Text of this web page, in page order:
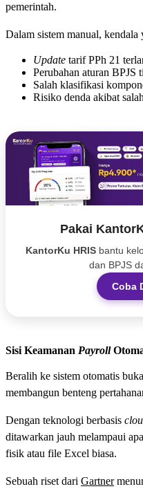
pemerintah.
Dalam sistem manual, kendala
Update tarif PPh 21
Perubahan aturan BPJS
Salah klasifikasi
Risiko denda akibat
Pakai
KantorKu HRISbantu
dan BPJS
Coba
Sisi Keamanan Payroll
Beralih ke sistem otomatis
membangun benteng
Dengan teknologi berbasis
ditawarkan jauh melampaui
fisik atau file Excel biasa.
Sebuah riset dari Gartner